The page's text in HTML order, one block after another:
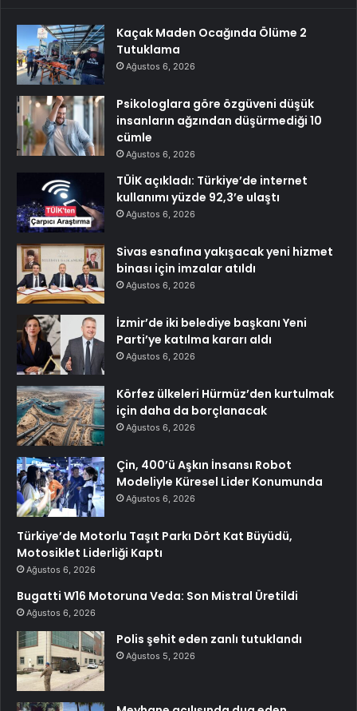
Kaçak Maden Ocağında Ölüme 2
Tutuklama
Ağustos 6, 2026
Psikologlara göre özgüveni düşük
insanların ağzından düşürmediği 10
cümle
Ağustos 6, 2026
TÜİK açıkladı: Türkiye’de internet
kullanımı yüzde 92,3’e ulaştı
Ağustos 6, 2026
Sivas esnafına yakışacak yeni hizmet
binası için imzalar atıldı
Ağustos 6, 2026
İzmir’de iki belediye başkanı Yeni
Parti’ye katılma kararı aldı
Ağustos 6, 2026
Körfez ülkeleri Hürmüz’den kurtulmak
için daha da borçlanacak
Ağustos 6, 2026
Çin, 400’ü Aşkın İnsansı Robot
Modeliyle Küresel Lider Konumunda
Ağustos 6, 2026
Türkiye’de Motorlu Taşıt Parkı Dört Kat Büyüdü,
Motosiklet Liderliği Kaptı
Ağustos 6, 2026
Bugatti W16 Motoruna Veda: Son Mistral Üretildi
Ağustos 6, 2026
Polis şehit eden zanlı tutuklandı
Ağustos 5, 2026